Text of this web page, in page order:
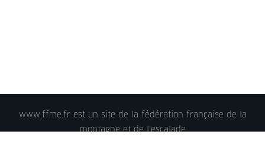
www.ffme.fr est un site de la fédération française de la
montagne et de l'escalade